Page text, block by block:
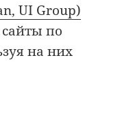
UI Group)
по
на них